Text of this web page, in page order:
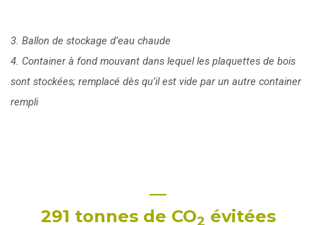
3. Ballon de stockage d’eau chaude
4. Container à fond mouvant dans lequel les plaquettes de bois
sont stockées; remplacé dès qu’il est vide par un autre container
rempli
—
291 tonnes de CO2 évitées